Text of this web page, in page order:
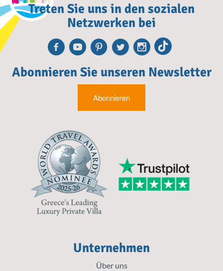
Treten Sie uns in den sozialen
Netzwerken bei
Facebook
Youtube
Pinterest
TwitterTikTok
Abonnieren Sie unseren Newsletter
Abonnieren
Unternehmen
Über uns